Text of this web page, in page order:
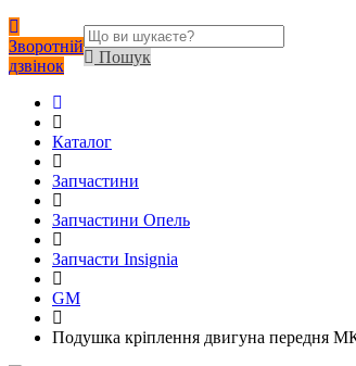
Зворотній
дзвінок
Пошук
Каталог
Запчастини
Запчастини Опель
Запчасти Insignia
GM
Подушка кріплення двигуна передня